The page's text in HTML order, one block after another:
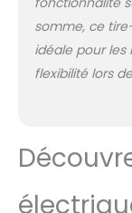
somme, ce
idéale pour
flexibilité lors